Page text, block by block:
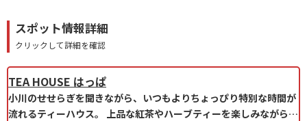
スポット情報詳細
クリックして詳細を確認
TEA HOUSE はっぱ
小川のせせらぎを聞きながら、いつもよりちょっぴり特別な時間が
流れるティーハウス。 上品な紅茶やハーブティーを楽しみながらと